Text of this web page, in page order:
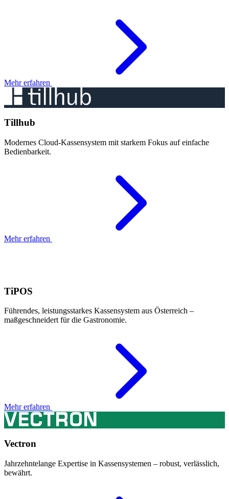
Mehr erfahren
Tillhub
Modernes Cloud-Kassensystem mit starkem Fokus auf einfache
Bedienbarkeit.
Mehr erfahren
TiPOS
Führendes, leistungsstarkes Kassensystem aus Österreich –
maßgeschneidert für die Gastronomie.
Mehr erfahren
Vectron
Jahrzehntelange Expertise in Kassensystemen – robust, verlässlich,
bewährt.